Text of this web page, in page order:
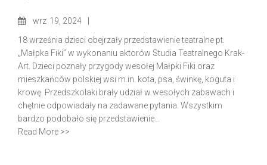
wrz 19, 2024
18 września dzieci obejrzały przedstawienie teatralne pt.
„Małpka Fiki” w wykonaniu aktorów Studia Teatralnego Krak-
Art. Dzieci poznały przygody wesołej Małpki Fiki oraz
mieszkańców polskiej wsi m.in. kota, psa, świnkę, koguta i
krowę. Przedszkolaki brały udział w wesołych zabawach i
chętnie odpowiadały na zadawane pytania. Wszystkim
bardzo podobało się przedstawienie...
Read More >>